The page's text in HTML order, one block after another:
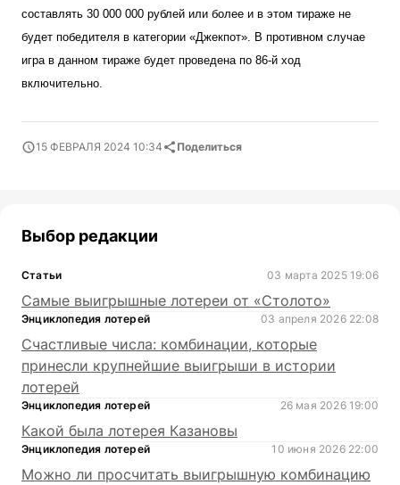
составлять 30 000 000 рублей или более и в этом тираже не
будет победителя в категории «Джекпот». В противном случае
игра в данном тираже будет проведена по 86-й ход
включительно.
15 ФЕВРАЛЯ 2024 10:34 Поделиться
Выбор редакции
Статьи 03 марта 2025 19:06
Самые выигрышные лотереи от «Столото»
Энциклопедия лотерей 03 апреля 2026 22:08
Счастливые числа: комбинации, которые
принесли крупнейшие выигрыши в истории
лотерей
Энциклопедия лотерей 26 мая 2026 19:00
Какой была лотерея Казановы
Энциклопедия лотерей 10 июня 2026 22:00
Можно ли просчитать выигрышную комбинацию